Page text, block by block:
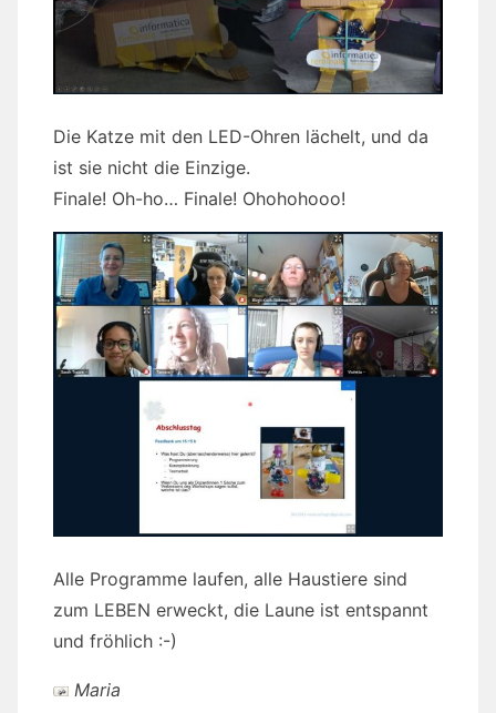
Die Katze mit den LED-Ohren lächelt, und da
ist sie nicht die Einzige.
Finale! Oh-ho… Finale! Ohohohooo!
Alle Programme laufen, alle Haustiere sind
zum LEBEN erweckt, die Laune ist entspannt
und fröhlich :-)
Maria